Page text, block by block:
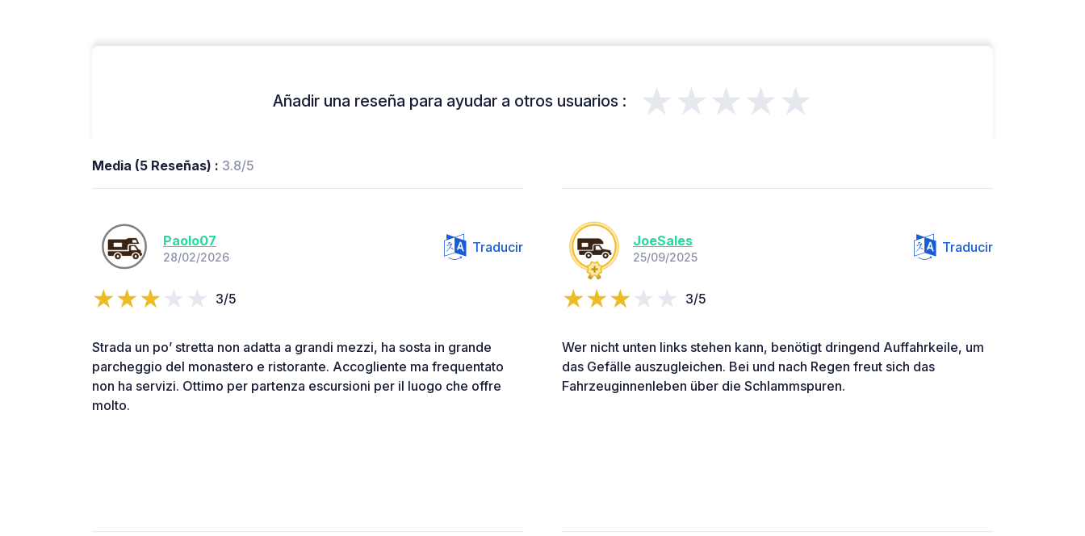
Añadir una reseña para ayudar a otros usuarios : ★★★★★
Media (5 Reseñas) : 3.8/5
Paolo07
28/02/2026
Traducir
3/5
Strada un po’ stretta non adatta a grandi mezzi, ha sosta in grande
parcheggio del monastero e ristorante. Accogliente ma frequentato
non ha servizi. Ottimo per partenza escursioni per il luogo che offre
molto.
JoeSales
25/09/2025
Traducir
3/5
Wer nicht unten links stehen kann, benötigt dringend Auffahrkeile, um
das Gefälle auszugleichen. Bei und nach Regen freut sich das
Fahrzeuginnenleben über die Schlammspuren.